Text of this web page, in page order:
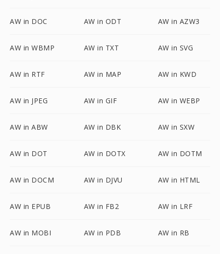
AW in DOC AW in ODT AW in AZW3
AW in WBMP AW in TXT AW in SVG
AW in RTF AW in MAP AW in KWD
AW in JPEG AW in GIF AW in WEBP
AW in ABW AW in DBK AW in SXW
AW in DOT AW in DOTX AW in DOTM
AW in DOCM AW in DJVU AW in HTML
AW in EPUB AW in FB2 AW in LRF
AW in MOBI AW in PDB AW in RB